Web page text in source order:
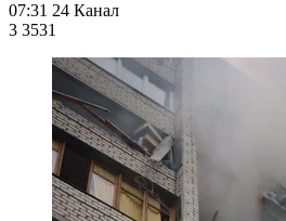
07:31 24 Канал
3 3531